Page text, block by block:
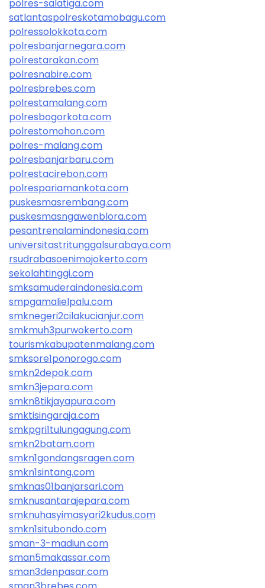
polres-salatiga.com
satlantaspolreskotamobagu.com
polressolokkota.com
polresbanjarnegara.com
polrestarakan.com
polresnabire.com
polresbrebes.com
polrestamalang.com
polresbogorkota.com
polrestomohon.com
polres-malang.com
polresbanjarbaru.com
polrestacirebon.com
polrespariamankota.com
puskesmasrembang.com
puskesmasngawenblora.com
pesantrenalamindonesia.com
universitastritunggalsurabaya.com
rsudrabasoenimojokerto.com
sekolahtinggi.com
smksamuderaindonesia.com
smpgamalielpalu.com
smknegeri2cilakucianjur.com
smkmuh3purwokerto.com
tourismkabupatenmalang.com
smksore1ponorogo.com
smkn2depok.com
smkn3jepara.com
smkn8tikjayapura.com
smktisingaraja.com
smkpgri1tulungagung.com
smkn2batam.com
smkn1gondangsragen.com
smkn1sintang.com
smknas01banjarsari.com
smknusantarajepara.com
smknuhasyimasyari2kudus.com
smkn1situbondo.com
sman-3-madiun.com
sman5makassar.com
sman3denpasar.com